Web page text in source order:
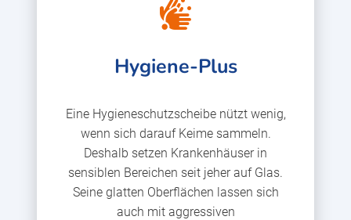
Hygiene-Plus
Eine Hygieneschutzscheibe nützt wenig,
wenn sich darauf Keime sammeln.
Deshalb setzen Krankenhäuser in
sensiblen Bereichen seit jeher auf Glas.
Seine glatten Oberflächen lassen sich
auch mit aggressiven